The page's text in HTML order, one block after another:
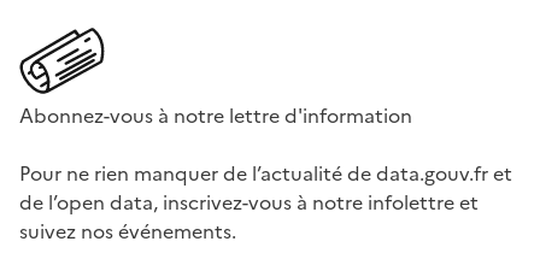
Abonnez-vous à notre lettre d'information
Pour ne rien manquer de l’actualité de data.gouv.fr et
de l’open data, inscrivez-vous à notre infolettre et
suivez nos événements.